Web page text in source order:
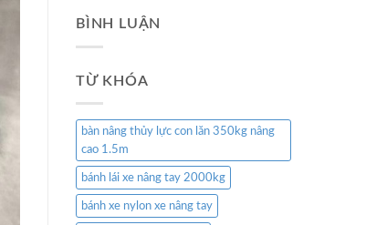
BÌNH LUẬN
TỪ KHÓA
bàn nâng thủy lực con lăn 350kg nâng
cao 1.5m
bánh lái xe nâng tay 2000kg
bánh xe nylon xe nâng tay